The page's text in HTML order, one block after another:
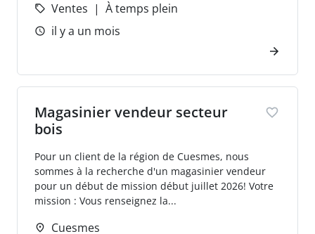
Ventes
À temps plein
il y a un mois
Magasinier vendeur secteur
bois
Pour un client de la région de Cuesmes, nous
sommes à la recherche d'un magasinier vendeur
pour un début de mission début juillet 2026! Votre
mission : Vous renseignez la...
Cuesmes